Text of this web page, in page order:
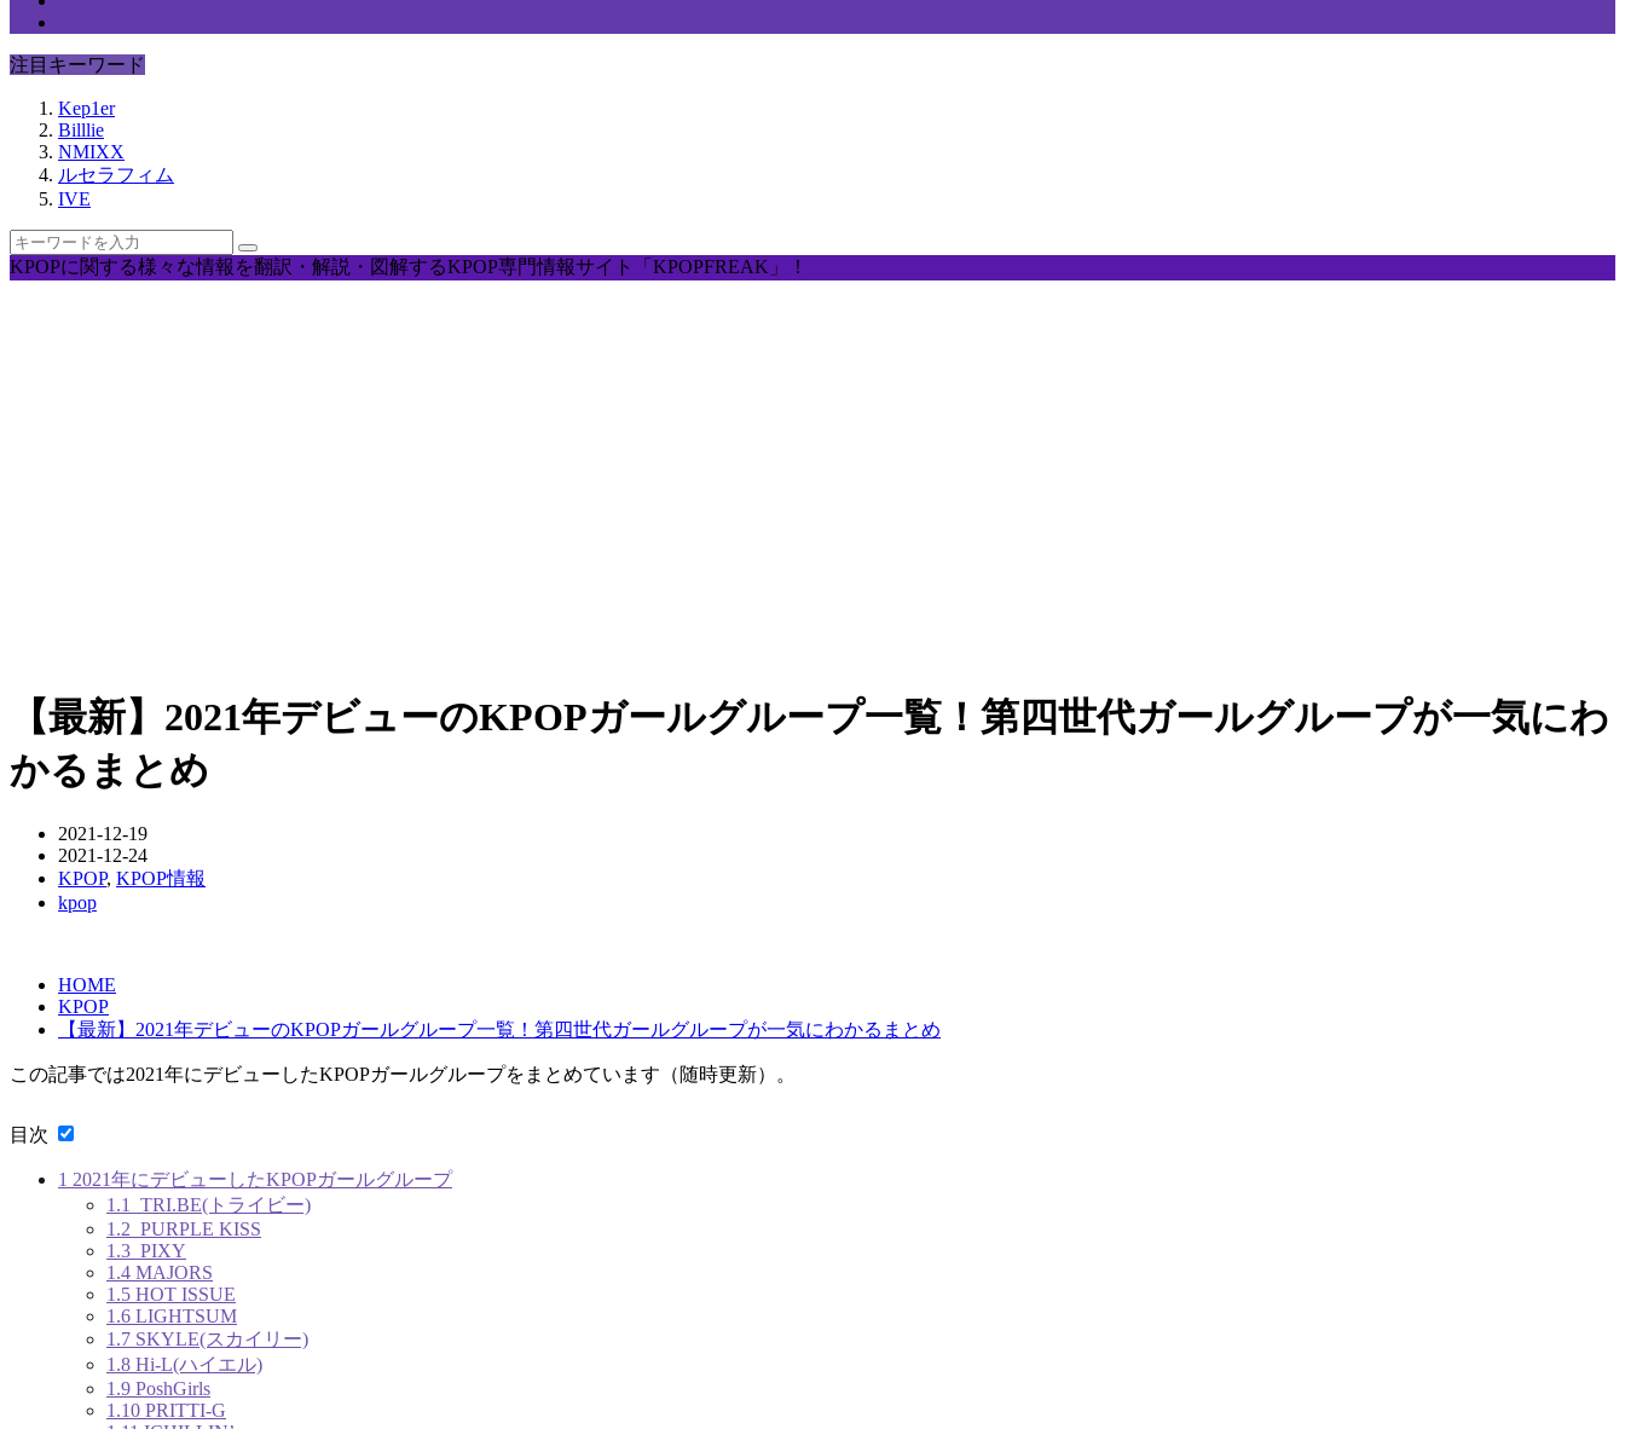
注目キーワード
Kep1er
Billlie
NMIXX
ルセラフィム
IVE
KPOPに関する様々な情報を翻訳・解説・図解するKPOP専門情報サイト「KPOPFREAK」！
【最新】2021年デビューのKPOPガールグループ一覧！第四世代ガールグループが一気にわ
かるまとめ
2021-12-19
2021-12-24
KPOP, KPOP情報
kpop
HOME
KPOP
【最新】2021年デビューのKPOPガールグループ一覧！第四世代ガールグループが一気にわかるまとめ
この記事では2021年にデビューしたKPOPガールグループをまとめています（随時更新）。
目次
1 2021年にデビューしたKPOPガールグループ
1.1
TRI.BE(トライビー)
1.2 PURPLE KISS
1.3 PIXY
1.4 MAJORS
1.5 HOT ISSUE
1.6 LIGHTSUM
1.7 SKYLE(スカイリー)
1.8 Hi-L(ハイエル)
1.9 PoshGirls
1.10 PRITTI-G